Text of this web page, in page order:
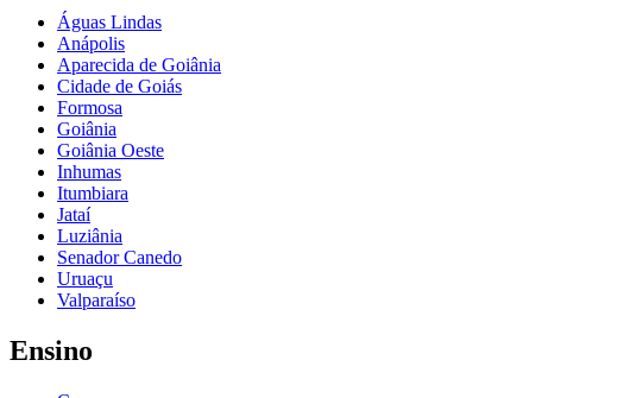
Águas Lindas
Anápolis
Aparecida de Goiânia
Cidade de Goiás
Formosa
Goiânia
Goiânia Oeste
Inhumas
Itumbiara
Jataí
Luziânia
Senador Canedo
Uruaçu
Valparaíso
Ensino